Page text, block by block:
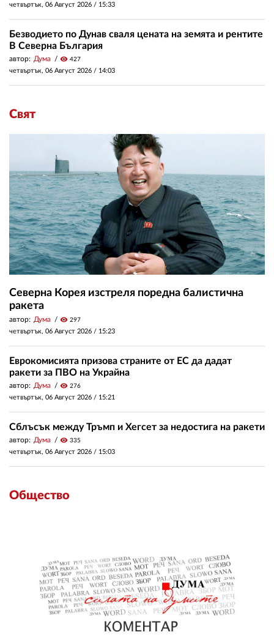
четвъртък, 06 Август 2026 / 15:33
Безводието по Дунав сваля цената на земята и рентите
В Северна България
автор: Дума visibility 427
четвъртък, 06 Август 2026 / 14:03
Свят
Северна Корея изстреля поредна балистична
ракета
автор: Дума visibility 297
четвъртък, 06 Август 2026 / 15:23
Еврокомисията призова страните от ЕС да дадат
ракети за ПВО на Украйна
автор: Дума visibility 276
четвъртък, 06 Август 2026 / 15:21
Сблъсък между Тръмп и Хегсет за недостига на ракети
автор: Дума visibility 335
четвъртък, 06 Август 2026 / 15:03
Общество